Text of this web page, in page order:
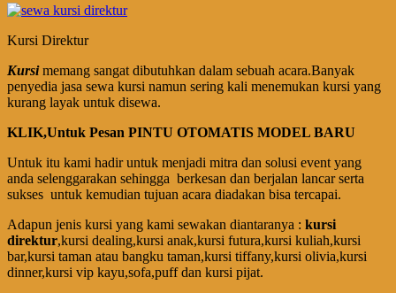
Kursi Direktur
Kursi memang sangat dibutuhkan dalam sebuah acara.Banyak
penyedia jasa sewa kursi namun sering kali menemukan kursi yang
kurang layak untuk disewa.
KLIK,Untuk Pesan PINTU OTOMATIS MODEL BARU
Untuk itu kami hadir untuk menjadi mitra dan solusi event yang
anda selenggarakan sehingga berkesan dan berjalan lancar serta
sukses untuk kemudian tujuan acara diadakan bisa tercapai.
Adapun jenis kursi yang kami sewakan diantaranya : kursi
direktur,kursi dealing,kursi anak,kursi futura,kursi kuliah,kursi
bar,kursi taman atau bangku taman,kursi tiffany,kursi olivia,kursi
dinner,kursi vip kayu,sofa,puff dan kursi pijat.